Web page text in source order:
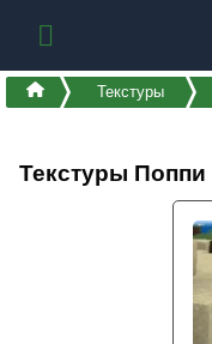
Текстуры
Текстуры